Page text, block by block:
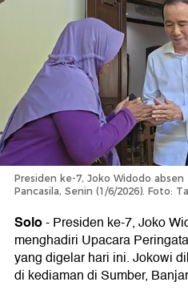
Presiden ke-7, Joko Widodo absen
Pancasila, Senin (1/6/2026). Foto:
Solo-Presiden ke-7, Joko
menghadiri Upacara
yang digelar hari ini. Jokowi
di kediaman di Sumber,